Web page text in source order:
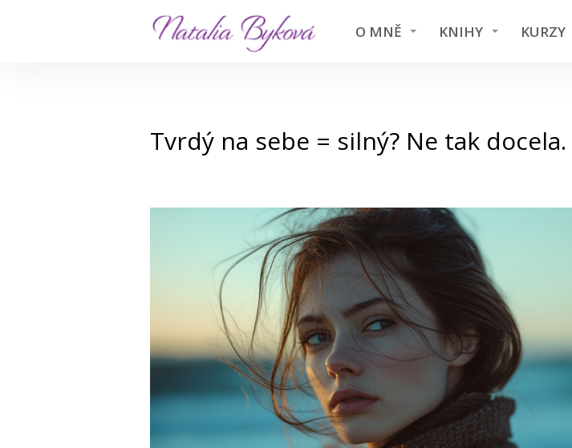
O MNĚ KNIHY KURZY
Tvrdý na sebe = silný? Ne tak docela.